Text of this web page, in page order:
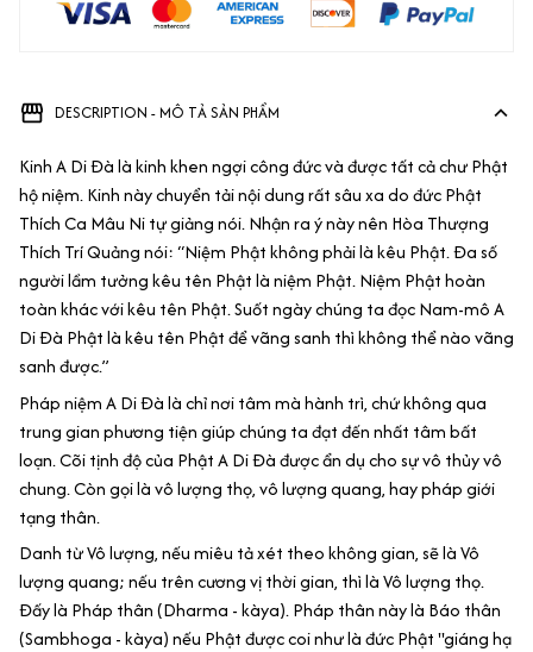
DESCRIPTION - MÔ TẢ SẢN PHẨM
Kinh A Di Đà là kinh khen ngợi công đức và được tất cả chư Phật
hộ niệm. Kinh này chuyển tải nội dung rất sâu xa do đức Phật
Thích Ca Mâu Ni tự giảng nói. Nhận ra ý này nên Hòa Thượng
Thích Trí Quảng nói: “Niệm Phật không phải là kêu Phật. Đa số
người lầm tưởng kêu tên Phật là niệm Phật. Niệm Phật hoàn
toàn khác với kêu tên Phật. Suốt ngày chúng ta đọc Nam-mô A
Di Đà Phật là kêu tên Phật để vãng sanh thì không thể nào vãng
sanh được.”
Pháp niệm A Di Đà là chỉ nơi tâm mà hành trì, chứ không qua
trung gian phương tiện giúp chúng ta đạt đến nhất tâm bất
loạn. Cõi tịnh độ của Phật A Di Đà được ẩn dụ cho sự vô thủy vô
chung. Còn gọi là vô lượng thọ, vô lượng quang, hay pháp giới
tạng thân.
Danh từ Vô lượng, nếu miêu tả xét theo không gian, sẽ là Vô
lượng quang; nếu trên cương vị thời gian, thì là Vô lượng thọ.
Đấy là Pháp thân (Dharma - kàya). Pháp thân này là Báo thân
(Sambhoga - kàya) nếu Phật được coi như là đức Phật "giáng hạ